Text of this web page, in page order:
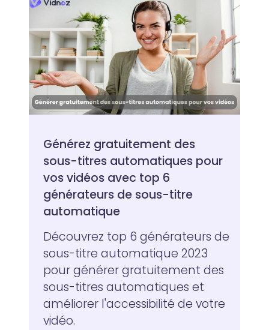
Générez gratuitement des
sous-titres automatiques pour
vos vidéos avec top 6
générateurs de sous-titre
automatique
Découvrez top 6 générateurs de
sous-titre automatique 2023
pour générer gratuitement des
sous-titres automatiques et
améliorer l'accessibilité de votre
vidéo.